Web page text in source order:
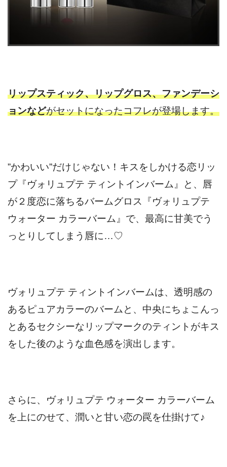
リップスティック、リップグロス、ファンデーシ
ョンなどがセットになったコフレが登場します。
”かわいい”だけじゃない！キスをしかける恋リッ
プ『ヴォリュプテ ティントインバーム』と、唇
が２度恋に落ちるバームグロス『ヴォリュプテ
ウォーター カラーバーム』で、最高に甘美でう
っとりしてしまう唇に…♡
ヴォリュプテ ティントインバームは、透明感の
あるピュアカラーのバームと、中央にちょこんっ
とあるセクシーなリップマークのティントがキス
をした後のような血色感を演出します。
さらに、ヴォリュプテ ウォーター カラーバーム
を上にのせて、潤いと甘い恋の罠を仕掛けて♪